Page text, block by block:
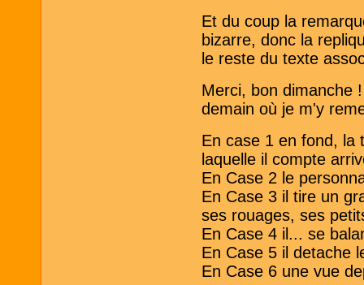
Et du coup la
bizarre, donc la
le reste du texte
Merci, bon dimanche
demain où je m'y
En case 1 en fond, la
laquelle il compte
En Case 2 le
En Case 3 il tire un
ses rouages, ses
En Case 4 il... se
En Case 5 il detache
En Case 6 une vue